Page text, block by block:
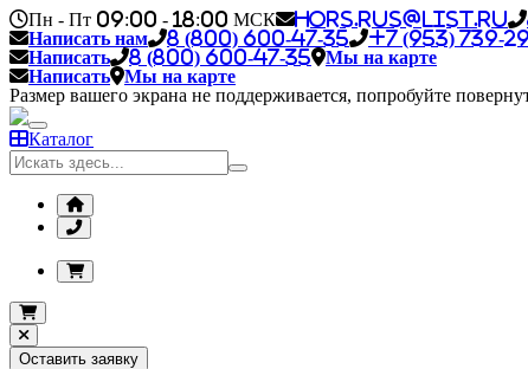
Пн - Пт 09:00 - 18:00 МСК hors.rus@list.ru
Написать нам
8 (800) 600-47-35 +7 (953) 739-
Написать
8 (800) 600-47-35
Мы на карте
Написать
Мы на карте
Размер вашего экрана не поддерживается, попробуйте
Каталог
Оставить заявку